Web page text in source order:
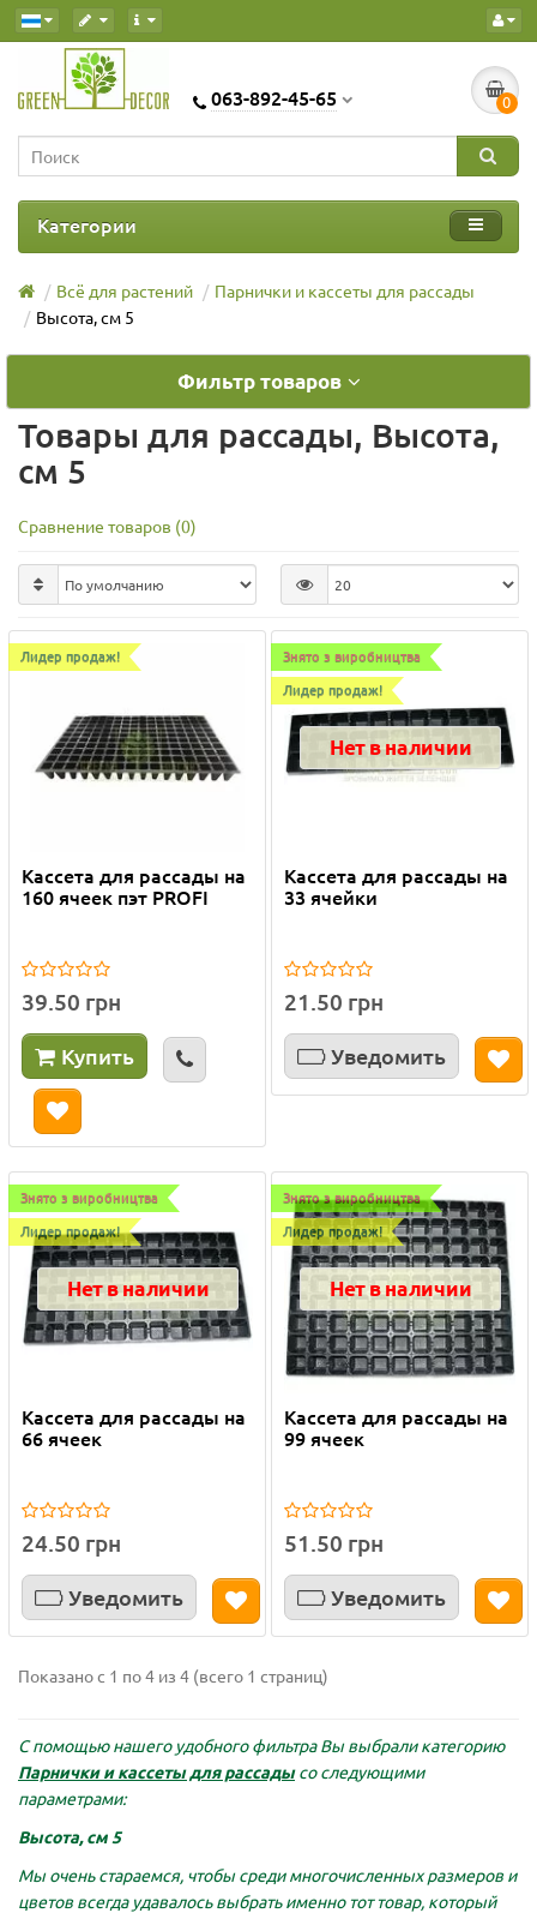
063-892-45-65 0
Категории
Всё для растений
Парнички и кассеты для рассады
Высота, см 5
Фильтр товаров
Товары для рассады, Высота,
см 5
Сравнение товаров (0)
Лидер продаж!
Кассета для рассады на
160 ячеек пэт PROFI
39.50 грн
Купить
Знято з виробництва
Лидер продаж!
Нет в наличии
Кассета для рассады на
33 ячейки
21.50 грн
Уведомить
Знято з виробництва
Лидер продаж!
Нет в наличии
Кассета для рассады на
66 ячеек
24.50 грн
Уведомить
Знято з виробництва
Лидер продаж!
Нет в наличии
Кассета для рассады на
99 ячеек
51.50 грн
Уведомить
Показано с 1 по 4 из 4 (всего 1 страниц)
С помощью нашего удобного фильтра Вы выбрали категорию
Парнички и кассеты для рассадысо следующими
параметрами:
Высота, см 5
Мы очень стараемся, чтобы среди многочисленных размеров и
цветов всегда удавалось выбрать именно тот товар, который